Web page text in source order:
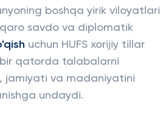
boshqa yirik viloyatlari
savdo va diplomatik
uchun HUFS xorijiy tillar
qatorda talabalarni
jamiyati va madaniyatini
undaydi.